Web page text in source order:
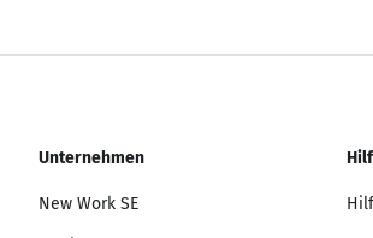
Unternehmen
New Work SE